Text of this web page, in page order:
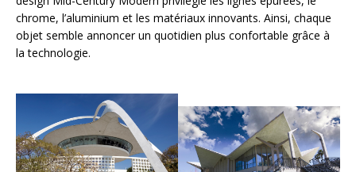
chrome, l’aluminium et les matériaux innovants. Ainsi, chaque
objet semble annoncer un quotidien plus confortable grâce à
la technologie.